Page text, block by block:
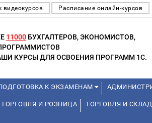
видеокурсов Расписание онлайн-курсов
11000 БУХГАЛТЕРОВ, ЭКОНОМИСТОВ,
КУРСЫ ДЛЯ ОСВОЕНИЯ ПРОГРАММ 1С.
К ЭКЗАМЕНАМ
ТОРГОВЛЯ И РОЗНИЦА ТОРГОВЛЯ И СКЛАД